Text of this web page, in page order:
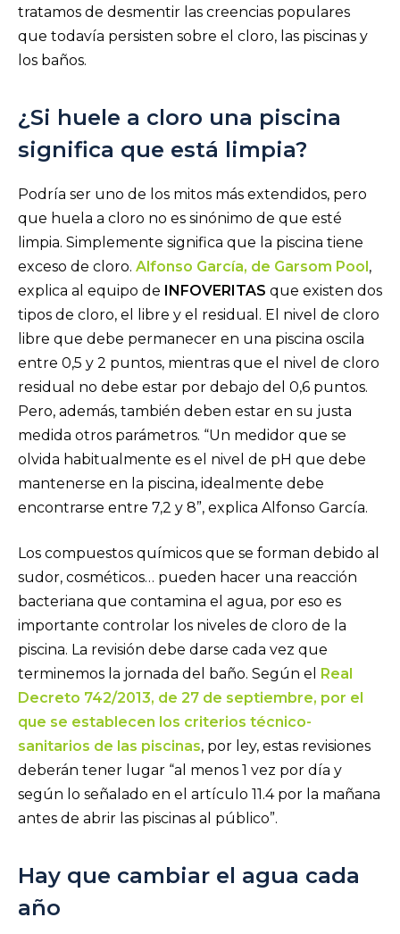
tratamos de desmentir las creencias populares
que todavía persisten sobre el cloro, las piscinas y
los baños.
¿Si huele a cloro una piscina
significa que está limpia?
Podría ser uno de los mitos más extendidos, pero
que huela a cloro no es sinónimo de que esté
limpia. Simplemente significa que la piscina tiene
exceso de cloro. Alfonso García, de Garsom Pool,
explica al equipo de INFOVERITAS que existen dos
tipos de cloro, el libre y el residual. El nivel de cloro
libre que debe permanecer en una piscina oscila
entre 0,5 y 2 puntos, mientras que el nivel de cloro
residual no debe estar por debajo del 0,6 puntos.
Pero, además, también deben estar en su justa
medida otros parámetros. “Un medidor que se
olvida habitualmente es el nivel de pH que debe
mantenerse en la piscina, idealmente debe
encontrarse entre 7,2 y 8”, explica Alfonso García.
Los compuestos químicos que se forman debido al
sudor, cosméticos… pueden hacer una reacción
bacteriana que contamina el agua, por eso es
importante controlar los niveles de cloro de la
piscina. La revisión debe darse cada vez que
terminemos la jornada del baño. Según el
Real
Decreto 742/2013, de 27 de septiembre, por el
que se establecen los criterios técnico-
sanitarios de las piscinas, por ley, estas revisiones
deberán tener lugar “al menos 1 vez por día y
según lo señalado en el artículo 11.4 por la mañana
antes de abrir las piscinas al público”.
Hay que cambiar el agua cada
año